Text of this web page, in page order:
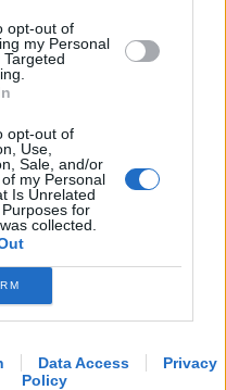
opt-out of
my Personal
opt-out of
Use,
Sale, and/or
my Personal
Is Unrelated
for
collected.
Data Access
Privacy
Policy
per l'aeroporto